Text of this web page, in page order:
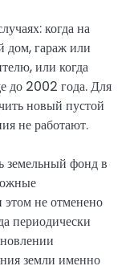
когда на
дом, гараж или
или когда
до 2002 года. Для
новый пустой
не работают.
земельный фонд в
этом не отменено
периодически
земли именно